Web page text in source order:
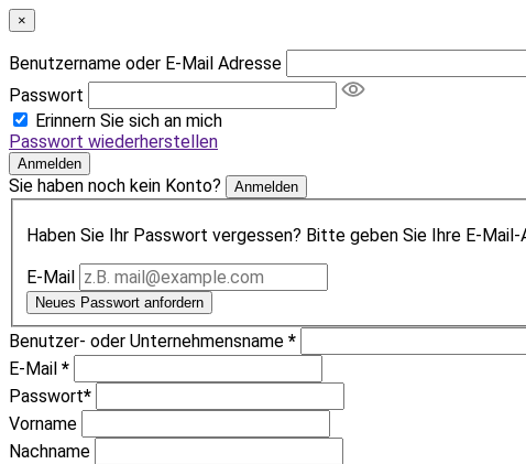
×
Benutzername oder E-Mail Adresse
Passwort
Erinnern Sie sich an mich
Passwort wiederherstellen
Anmelden
Sie haben noch kein Konto? Anmelden
Haben Sie Ihr Passwort vergessen? Bitte geben Sie Ihre E-
E-Mail
Neues Passwort anfordern
Benutzer- oder Unternehmensname *
E-Mail *
Passwort*
Vorname
Nachname